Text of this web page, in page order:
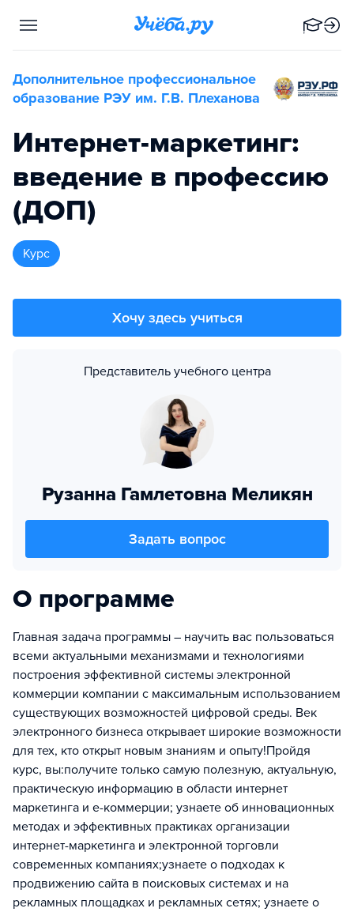
Дополнительное профессиональное
образование РЭУ им. Г.В. Плеханова
Интернет-маркетинг:
введение в профессию
(ДОП)
курс
Хочу здесь учиться
Представитель учебного центра
Рузанна Гамлетовна Меликян
Задать вопрос
О программе
Главная задача программы – научить вас пользоваться
всеми актуальными механизмами и технологиями
построения эффективной системы электронной
коммерции компании с максимальным использованием
существующих возможностей цифровой среды. Век
электронного бизнеса открывает широкие возможности
для тех, кто открыт новым знаниям и опыту!Пройдя
курс, вы:получите только самую полезную, актуальную,
практическую информацию в области интернет
маркетинга и e-коммерции; ​узнаете об инновационных
методах и эффективных практиках организации
интернет-маркетинга и электронной торговли
современных компаниях;​узнаете о подходах к
продвижению сайта в поисковых системах и на
рекламных площадках и рекламных сетях​; ​узнаете о